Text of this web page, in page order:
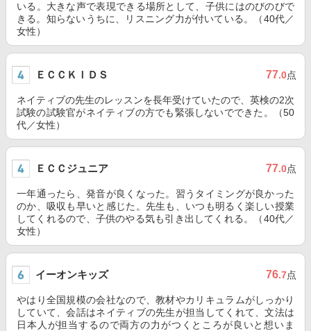
いる。大きな声で表現できる場所として、子供にはのびのびで
きる。知らないうちに、リスニング力が付いている。（40代／
女性）
ＥＣＣＫＩＤＳ 77.0点
ネイティブの先生のレッスンを長年受けていたので、英検の2次
試験の試験官がネイティブの方でも緊張しないでできた。（50
代／女性）
ＥＣＣジュニア 77.0点
一年通ったら、発音が良くなった。習うタイミングが良かった
のか、吸収も早いと感じた。先生も、いつも明るく楽しい授業
してくれるので、子供のやる気も引き出してくれる。（40代／
女性）
イーオンキッズ 76.7点
やはり全国規模の会社なので、教材やカリキュラムがしっかり
していて、会話はネイティブの先生が担当してくれて、文法は
日本人が担当するので両方の力がつくところが良いと想いま